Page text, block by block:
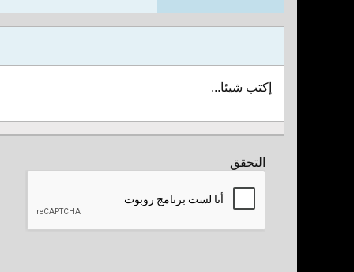
إكتب شيئا...
التحقق